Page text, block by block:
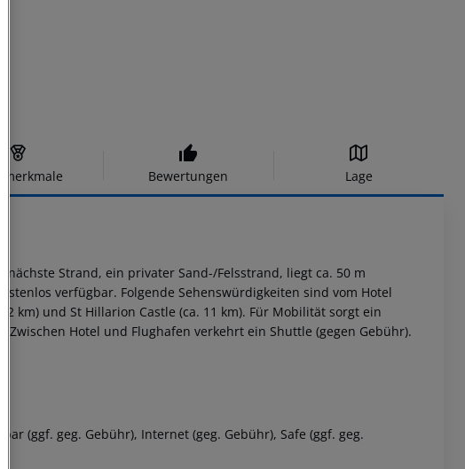
Bewertungen Lage
nächste Strand, ein privater Sand-/Felsstrand, liegt ca. 50 m
verfügbar. Folgende Sehenswürdigkeiten sind vom Hotel
km) und St Hillarion Castle (ca. 11 km). Für Mobilität sorgt ein
Zwischen Hotel und Flughafen verkehrt ein Shuttle (gegen Gebühr).
(ggf. geg. Gebühr), Internet (geg. Gebühr), Safe (ggf. geg.